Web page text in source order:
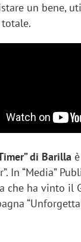
un bene,
di Barilla
In “Media”
che ha vinto il